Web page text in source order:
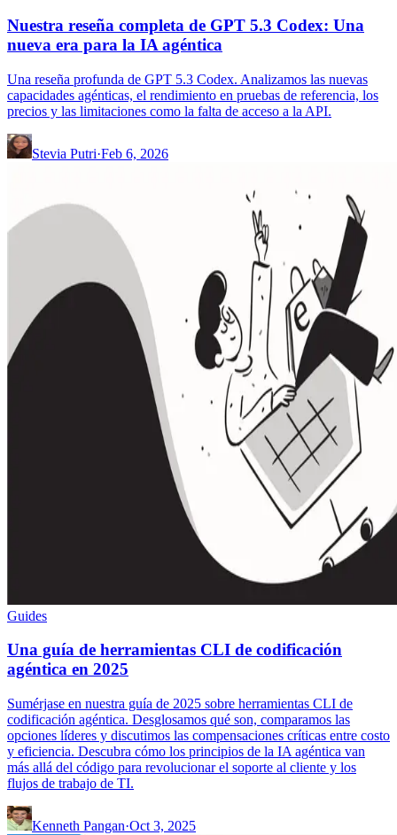
Nuestra reseña completa de GPT 5.3 Codex: Una
nueva era para la IA agéntica
Una reseña profunda de GPT 5.3 Codex. Analizamos las nuevas
capacidades agénticas, el rendimiento en pruebas de referencia, los
precios y las limitaciones como la falta de acceso a la API.
Stevia Putri·Feb 6, 2026
Guides
Una guía de herramientas CLI de codificación
agéntica en 2025
Sumérjase en nuestra guía de 2025 sobre herramientas CLI de
codificación agéntica. Desglosamos qué son, comparamos las
opciones líderes y discutimos las compensaciones críticas entre costo
y eficiencia. Descubra cómo los principios de la IA agéntica van
más allá del código para revolucionar el soporte al cliente y los
flujos de trabajo de TI.
Kenneth Pangan·Oct 3, 2025